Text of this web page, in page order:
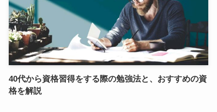
40代から資格習得をする際の勉強法と、おすすめの資
格を解説